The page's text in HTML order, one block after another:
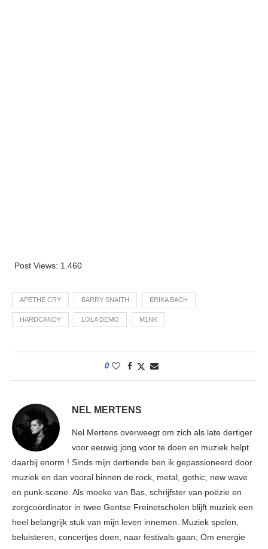
Post Views: 1.460
APETHE CRY BARRY SNAITH ERIKA BACH
HARDCANDY LOLA DEMO M1NK
0
NEL MERTENS
Nel Mertens overweegt om zich als late dertiger
voor eeuwig jong voor te doen en muziek helpt
daarbij enorm ! Sinds mijn dertiende ben ik gepassioneerd door
muziek en dan vooral binnen de rock, metal, gothic, new wave
en punk-scene. Als moeke van Bas, schrijfster van poëzie en
zorgcoördinator in twee Gentse Freinetscholen blijft muziek een
heel belangrijk stuk van mijn leven innemen. Muziek spelen,
beluisteren, concertjes doen, naar festivals gaan; Om energie